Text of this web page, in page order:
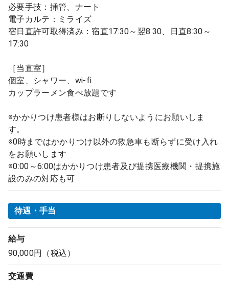
必要手技：挿管、ナート
電子カルテ：ミライズ
宿日直許可取得済み：宿直17:30～翌8:30、日直8:30～
17:30
［当直室］
個室、シャワー、wi-fi
カップラーメン食べ放題です
※かかりつけ患者様はお断りしないようにお願いしま
す。
※0時まではかかりつけ以外の救急車も断らずに受け入れ
をお願いします
※0:00～6:00はかかりつけ患者及び提携医療機関・提携施
設のみの対応も可
待遇・手当
給与
90,000円（税込）
交通費